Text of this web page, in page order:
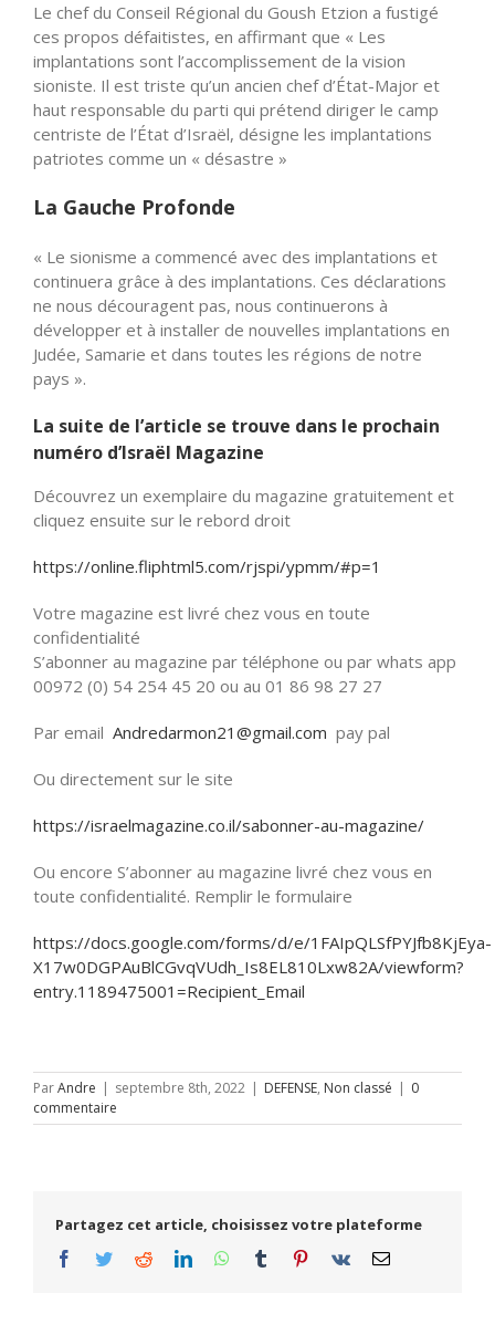
Le chef du Conseil Régional du Goush Etzion a fustigé
ces propos défaitistes, en affirmant que « Les
implantations sont l’accomplissement de la vision
sioniste. Il est triste qu’un ancien chef d’État-Major et
haut responsable du parti qui prétend diriger le camp
centriste de l’État d’Israël, désigne les implantations
patriotes comme un « désastre »
La Gauche Profonde
« Le sionisme a commencé avec des implantations et
continuera grâce à des implantations. Ces déclarations
ne nous découragent pas, nous continuerons à
développer et à installer de nouvelles implantations en
Judée, Samarie et dans toutes les régions de notre
pays ».
La suite de l’article se trouve dans le prochain
numéro d’Israël Magazine
Découvrez un exemplaire du magazine gratuitement et
cliquez ensuite sur le rebord droit
https://online.fliphtml5.com/rjspi/ypmm/#p=1
Votre magazine est livré chez vous en toute
confidentialité
S’abonner au magazine par téléphone ou par whats app
00972 (0) 54 254 45 20 ou au 01 86 98 27 27
Par email Andredarmon21@gmail.com pay pal
Ou directement sur le site
https://israelmagazine.co.il/sabonner-au-magazine/
Ou encore S’abonner au magazine livré chez vous en
toute confidentialité. Remplir le formulaire
https://docs.google.com/forms/d/e/1FAIpQLSfPYJfb8KjEya-
X17w0DGPAuBlCGvqVUdh_Is8EL810Lxw82A/viewform?
entry.1189475001=Recipient_Email
ParAndre | septembre 8th, 2022 | DEFENSE, Non classé | 0
commentaire
Partagez cet article, choisissez votre plateforme
Facebook
TwitterRedditLinkedInWhatsApp
Tumblr Pinterest
Vk Email